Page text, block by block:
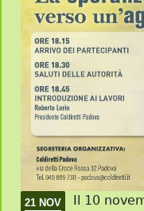
21 NOV
Il 10